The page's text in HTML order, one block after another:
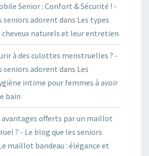
Senior : Confort & Sécurité ! -
seniors adorentdans Les types
cheveux naturels et leur entretien
à des culottes menstruelles ? -
seniors adorentdans Les
intime pour femmes à avoir
bain
avantages offerts par un maillot
? - Le blog que les seniors
maillot bandeau : élégance et